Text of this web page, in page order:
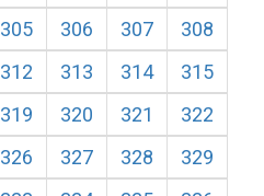
305 306 307
308
312 313 314
315
319 320 321
322
326 327 328
329